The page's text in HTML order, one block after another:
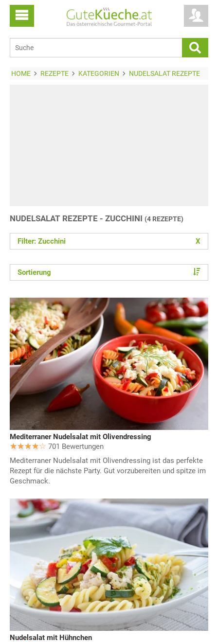
HOME REZEPTE KATEGORIEN NUDELSALAT REZEPTE
NUDELSALAT REZEPTE - ZUCCHINI (4 REZEPTE)
Filter: Zucchini X
Sortierung
Mediterraner Nudelsalat mit Olivendressing
701 Bewertungen
Mediterraner Nudelsalat mit Olivendressing ist das perfekte
Rezept für die nächste Party. Gut vorzubereiten und spitze im
Geschmack.
Nudelsalat mit Hühnchen